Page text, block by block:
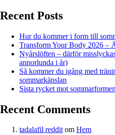
Recent Posts
Hur du kommer i form till
Transform Your Body 2026 –
Nyårslöften – därför
annorlunda i år)
Så kommer du igång med
sommarkänslan
Sista rycket mot
Recent Comments
tadalafil redditom Hem